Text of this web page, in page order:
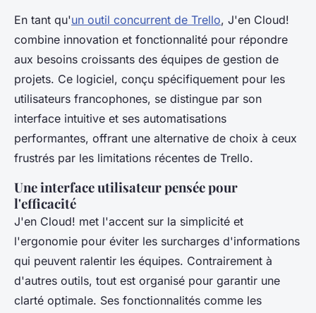
En tant qu'un outil concurrent de Trello, J'en Cloud!
combine innovation et fonctionnalité pour répondre
aux besoins croissants des équipes de gestion de
projets. Ce logiciel, conçu spécifiquement pour les
utilisateurs francophones, se distingue par son
interface intuitive et ses automatisations
performantes, offrant une alternative de choix à ceux
frustrés par les limitations récentes de Trello.
Une interface utilisateur pensée pour
l'efficacité
J'en Cloud! met l'accent sur la simplicité et
l'ergonomie pour éviter les surcharges d'informations
qui peuvent ralentir les équipes. Contrairement à
d'autres outils, tout est organisé pour garantir une
clarté optimale. Ses fonctionnalités comme les